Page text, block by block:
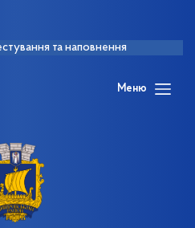
та наповнення
Меню